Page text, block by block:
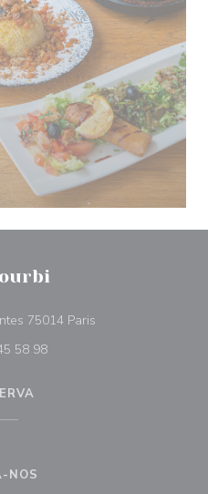
75014 Paris
58 98
NOS